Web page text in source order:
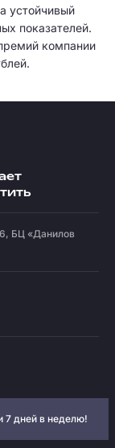
устойчивый
показателей.
компании
БЦ «Данилов
7 дней в неделю!